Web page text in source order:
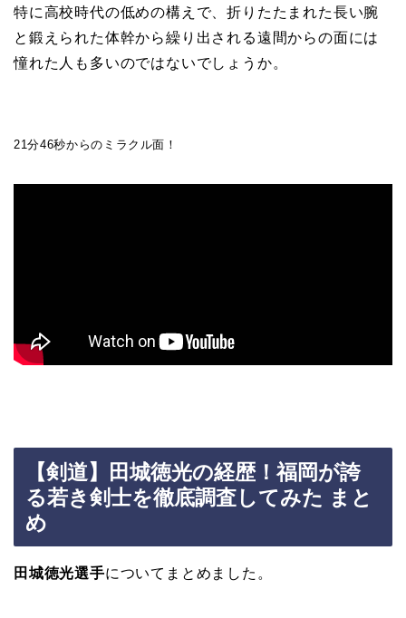
特に高校時代の低めの構えで、折りたたまれた長い腕
と鍛えられた体幹から繰り出される遠間からの面には
憧れた人も多いのではないでしょうか。
21分46秒からのミラクル面！
【剣道】田城徳光の経歴！福岡が誇
る若き剣士を徹底調査してみた まと
め
田城徳光選手についてまとめました。